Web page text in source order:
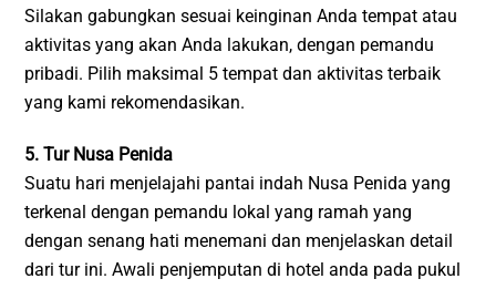
Silakan gabungkan sesuai keinginan Anda tempat atau
aktivitas yang akan Anda lakukan, dengan pemandu
pribadi. Pilih maksimal 5 tempat dan aktivitas terbaik
yang kami rekomendasikan.
5. Tur Nusa Penida
Suatu hari menjelajahi pantai indah Nusa Penida yang
terkenal dengan pemandu lokal yang ramah yang
dengan senang hati menemani dan menjelaskan detail
dari tur ini. Awali penjemputan di hotel anda pada pukul